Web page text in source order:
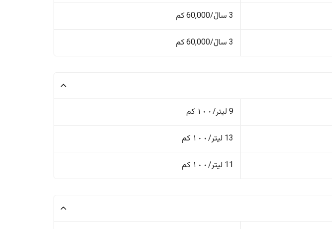
3 ساڵ/60,000 کم
3 ساڵ/60,000 کم
9 لیتر/١٠٠ کم
13 لیتر/١٠٠ کم
11 لیتر/١٠٠ کم